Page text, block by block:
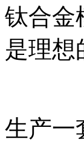
钛合金
是理想
生产一